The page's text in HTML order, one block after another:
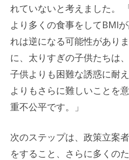
れていないと考えました。
より多くの食事をしてBMI
れは逆になる可能性があり
に、太りすぎの子供たちは
子供よりも困難な誘惑に耐
よりもさらに難しいことを
重不公平です。」
次のステップは、政策立案
をすること、さらに多くの